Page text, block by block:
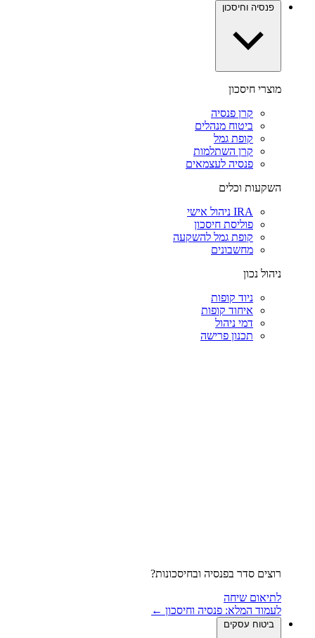
פנסיה וחיסכון
מוצרי חיסכון
קרן פנסיה
ביטוח מנהלים
קופת גמל
קרן השתלמות
פנסיה לעצמאים
השקעות וכלים
IRA ניהול אישי
פוליסת חיסכון
קופת גמל להשקעה
מחשבונים
ניהול נכון
ניוד קופות
איחוד קופות
דמי ניהול
תכנון פרישה
רוצים סדר בפנסיה ובחיסכונות?
לתיאום שיחה
לעמוד המלא: פנסיה וחיסכון ←
ביטוח עסקים